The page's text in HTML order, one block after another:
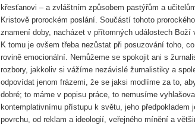
křesťanovi – a zvláštním způsobem pastýřům a
Kristově prorockém poslání. Součástí tohoto
znamení doby, nacházet v přítomných událostech Boží
K tomu je ovšem třeba nezůstat při posuzování toho,
rovině emocionální. Nemůžeme se spokojit ani s
rozbory, jakkoliv si vážíme nezávislé žurnalistiky a
odpovídat jenom frázemi, že se jaksi modlíme za to,
dobré; to máme v popisu práce, to nemusíme
kontemplativnímu přístupu k světu, jeho předpokladem
povrchu, od reklam a ideologií, veřejného mínění a